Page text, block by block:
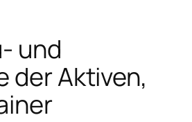
und
der Aktiven,